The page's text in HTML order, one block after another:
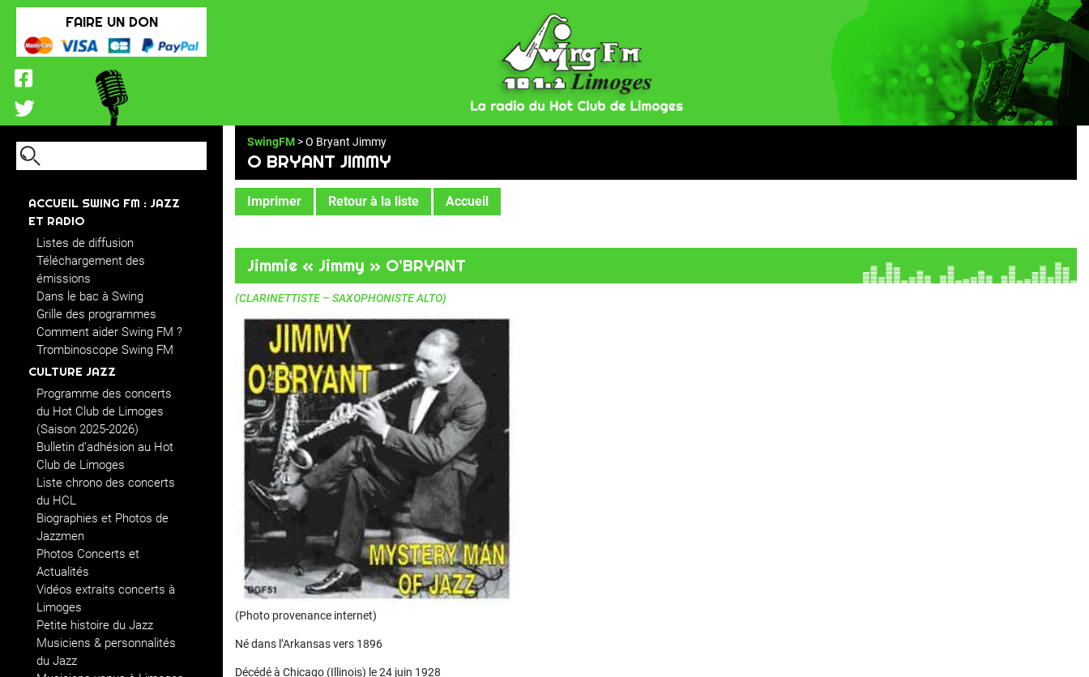
FAIRE UN DON
ACCUEIL SWING FM : JAZZ
ET RADIO
Listes de diffusion
Téléchargement des
émissions
Dans le bac à Swing
Grille des programmes
Comment aider Swing FM ?
Trombinoscope Swing FM
CULTURE JAZZ
Programme des concerts
du Hot Club de Limoges
(Saison 2025-2026)
Bulletin d’adhésion au Hot
Club de Limoges
Liste chrono des concerts
du HCL
Biographies et Photos de
Jazzmen
Photos Concerts et
Actualités
Vidéos extraits concerts à
Limoges
Petite histoire du Jazz
Musiciens & personnalités
du Jazz
SwingFM > O Bryant Jimmy
O BRYANT JIMMY
Imprimer Retour à la liste Accueil
Jimmie « Jimmy » O’BRYANT
(CLARINETTISTE – SAXOPHONISTE ALTO)
(Photo provenance internet)
Né dans l’Arkansas vers 1896
Décédé à Chicago (Illinois) le 24 juin 1928